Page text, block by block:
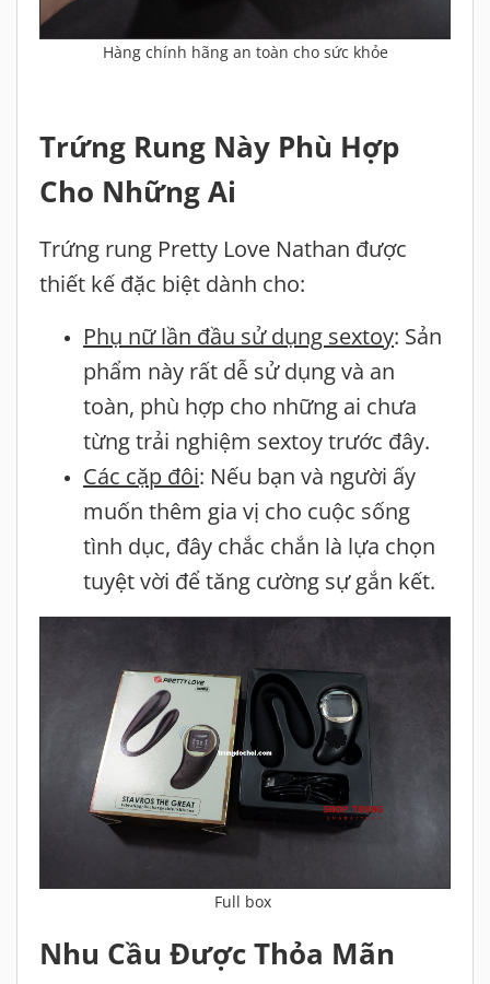
Hàng chính hãng an toàn cho sức khỏe
Trứng Rung Này Phù Hợp
Cho Những Ai
Trứng rung Pretty Love Nathan được
thiết kế đặc biệt dành cho:
Phụ nữ lần đầu sử dụng sextoy: Sản
phẩm này rất dễ sử dụng và an
toàn, phù hợp cho những ai chưa
từng trải nghiệm sextoy trước đây.
Các cặp đôi: Nếu bạn và người ấy
muốn thêm gia vị cho cuộc sống
tình dục, đây chắc chắn là lựa chọn
tuyệt vời để tăng cường sự gắn kết.
Full box
Nhu Cầu Được Thỏa Mãn